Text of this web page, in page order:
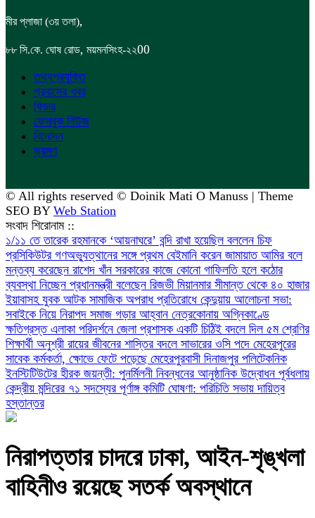
মীর প্লাজা (৩য় তলা),
৮৮ সি.কে. ঘোষ রোড, ময়মনসিংহ-২২00
তথ্যপ্রযুক্তি
প্রবাসের খবর
ফিচার
ফেসবুক নিউজ
বিনোদন
ভ্রমণ
© All rights reserved © Doinik Mati O Manuss | Theme
SEO BY Web Station
সংবাদ শিরোনাম ::
১/১১ তে তারেক রহমানকে ‘আয়নাঘরে’ বন্দি রাখা হয়েছিল বললেন চিফ
প্রসিকিউটর গণঅভ্যুত্থানের সঙ্গে প্রথম বেইমানি করেন জামায়াত আমির বলে
মন্তব্য করেছেন রাশেদ খাঁন সরকারের কাজে কোনো গাফিলতি হলে কঠোর
ব্যবস্থা নিচ্ছেন প্রধানমন্ত্রী বলেছেন রিজভী মিয়ানমার সীমান্ত থেকে ৪০ হাজার
ইয়াবাসহ যুবক আটক সামাজিক অপরাধ প্রতিরোধে কেন্দুয়ায় আলোচনা সভা:
সবাইকে নিয়ে নিরাপদ সমাজ গড়ার আহ্বান নেত্রকোনায় অগ্নিকাণ্ডে
ক্ষতিগ্রস্ত এলাকা পরিদর্শনে জেলা প্রশাসক একটি চিঠিই বদলে দিল ৫ম শ্রেণির
শিক্ষার্থী অনুশ্রী রায়ের জীবনের শাস্তির বদলে সাভারের ওসি পদে মেহেরপুরের
সাবেক কর্মকর্তা, ক্ষোভে ফেটে পড়েছে মেহেরপুরবাসী দিনাজপুর পলিটেকনিক
ইনস্টিটিউটের হীরক জয়ন্তী: পুনর্মিলনী নিবন্ধনের আনুষ্ঠানিক উদ্বোধন পূর্বধলায়
কেন্দ্রীয় মন্দিরের ৭১ সদস্যের পূর্ণাঙ্গ কমিটি ঘোষণা: পরিচিতি সভায় দায়িত্ব
হস্তান্তর
নিরাপত্তার চাদরে ঢাকা, আইন-শৃঙ্খলা
বাহিনীও রয়েছে সতর্ক অবস্থানে